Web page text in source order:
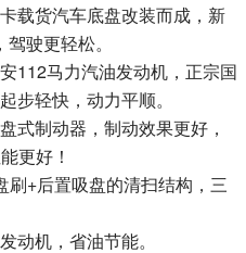
载货汽车底盘改装而成，新
驶更轻松。
112马力汽油发动机，正宗国
步轻快，动力平顺。
式制动器，制动效果更好，
更好！
+后置吸盘的清扫结构，三
动机，省油节能。